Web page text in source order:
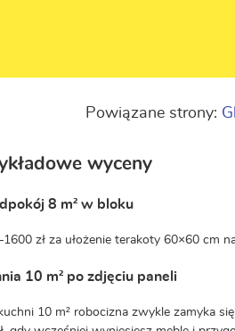
Powiązane strony:
wyceny
8 m² w bloku
zł za ułożenie terakoty 60×60 cm
10 m² po zdjęciu paneli
10 m² robocizna zwykle zamyka